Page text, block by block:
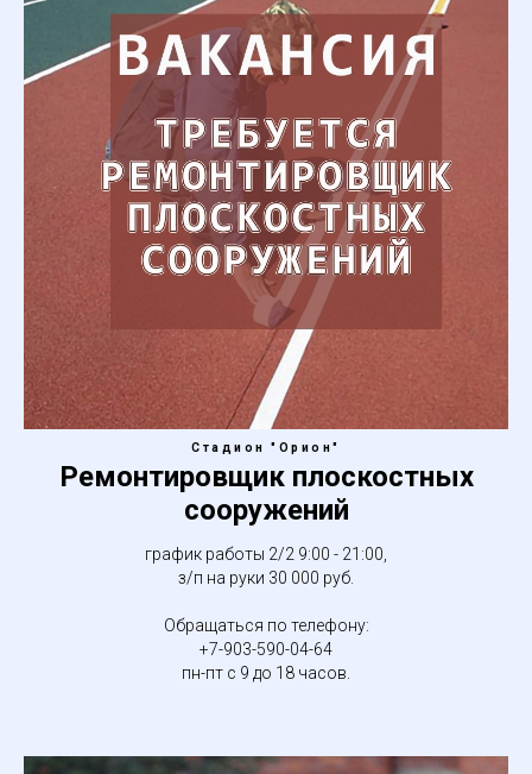
Стадион "Орион"
Ремонтировщик плоскостных
сооружений
график работы 2/2 9:00 - 21:00,
з/п на руки 30 000 руб.
Обращаться по телефону:
+7-903-590-04-64
пн-пт с 9 до 18 часов.